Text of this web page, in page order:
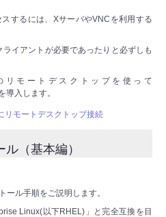
するには、XサーバやVNCを利用する
イアントが必要であったりと必ずしも
リモートデスクトップを使って
導入します。
リモートデスクトップ接続
（基本編）
ール手順をご説明します。
Linux(以下RHEL)」と完全互換を目